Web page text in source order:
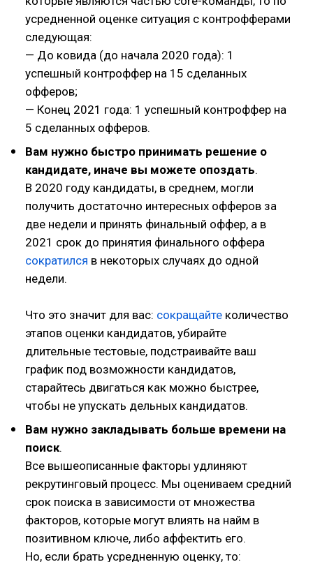
усредненной оценке ситуация с контрофферами
следующая:
— До ковида (до начала 2020 года): 1
успешный контроффер на 15 сделанных
офферов;
— Конец 2021 года: 1 успешный контроффер на
5 сделанных офферов.
Вам нужно быстро принимать решение о
кандидате, иначе вы можете опоздать.
В 2020 году кандидаты, в среднем, могли
получить достаточно интересных офферов за
две недели и принять финальный оффер, а в
2021 срок до принятия финального оффера
сократился в некоторых случаях до одной
недели.
Что это значит для вас: сокращайте количество
этапов оценки кандидатов, убирайте
длительные тестовые, подстраивайте ваш
график под возможности кандидатов,
старайтесь двигаться как можно быстрее,
чтобы не упускать дельных кандидатов.
Вам нужно закладывать больше времени на
поиск.
Все вышеописанные факторы удлиняют
рекрутинговый процесс. Мы оцениваем средний
срок поиска в зависимости от множества
факторов, которые могут влиять на найм в
позитивном ключе, либо аффектить его.
Но, если брать усредненную оценку, то: